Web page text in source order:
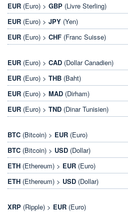
EUR (Euro) > GBP (Livre Sterling)
EUR (Euro) > JPY (Yen)
EUR (Euro) > CHF (Franc Suisse)
EUR (Euro) > CAD (Dollar Canadien)
EUR (Euro) > THB (Baht)
EUR (Euro) > MAD (Dirham)
EUR (Euro) > TND (Dinar Tunisien)
BTC (Bitcoin) > EUR (Euro)
BTC (Bitcoin) > USD (Dollar)
ETH (Ethereum) > EUR (Euro)
ETH (Ethereum) > USD (Dollar)
XRP (Ripple) > EUR (Euro)